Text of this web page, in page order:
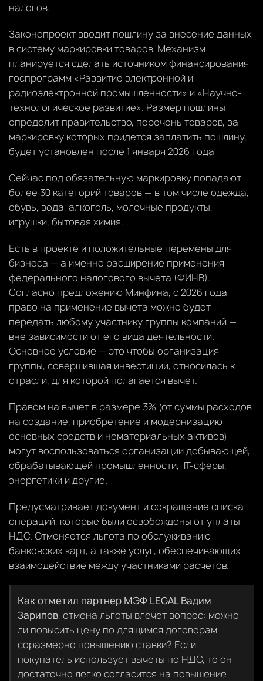
налогов.
Законопроект вводит пошлину за внесение данных
в систему маркировки товаров. Механизм
планируется сделать источником финансирования
госпрограмм «Развитие электронной и
радиоэлектронной промышленности» и «Научно-
технологическое развитие». Размер пошлины
определит правительство, перечень товаров, за
маркировку которых придется заплатить пошлину,
будет установлен после 1 января 2026 года
Сейчас под обязательную маркировку попадают
более 30 категорий товаров — в том числе одежда,
обувь, вода, алкоголь, молочные продукты,
игрушки, бытовая химия.
Есть в проекте и положительные перемены для
бизнеса — а именно расширение применения
федерального налогового вычета (ФИНВ).
Согласно предложению Минфина, с 2026 года
право на применение вычета можно будет
передать любому участнику группы компаний —
вне зависимости от его вида деятельности.
Основное условие — это чтобы организация
группы, совершившая инвестиции, относилась к
отрасли, для которой полагается вычет.
Правом на вычет в размере 3% (от суммы расходов
на создание, приобретение и модернизацию
основных средств и нематериальных активов)
могут воспользоваться организации добывающей,
обрабатывающей промышленности, IT-сферы,
энергетики и другие.
Предусматривает документ и сокращение списка
операций, которые были освобождены от уплаты
НДС. Отменяется льгота по обслуживанию
банковских карт, а также услуг, обеспечивающих
взаимодействие между участниками расчетов.
Как отметил партнер МЭФ LEGAL Вадим
Зарипов, отмена льготы влечет вопрос: можно
ли повысить цену по длящимся договорам
соразмерно повышению ставки? Если
покупатель использует вычеты по НДС, то он
достаточно легко согласится на повышение